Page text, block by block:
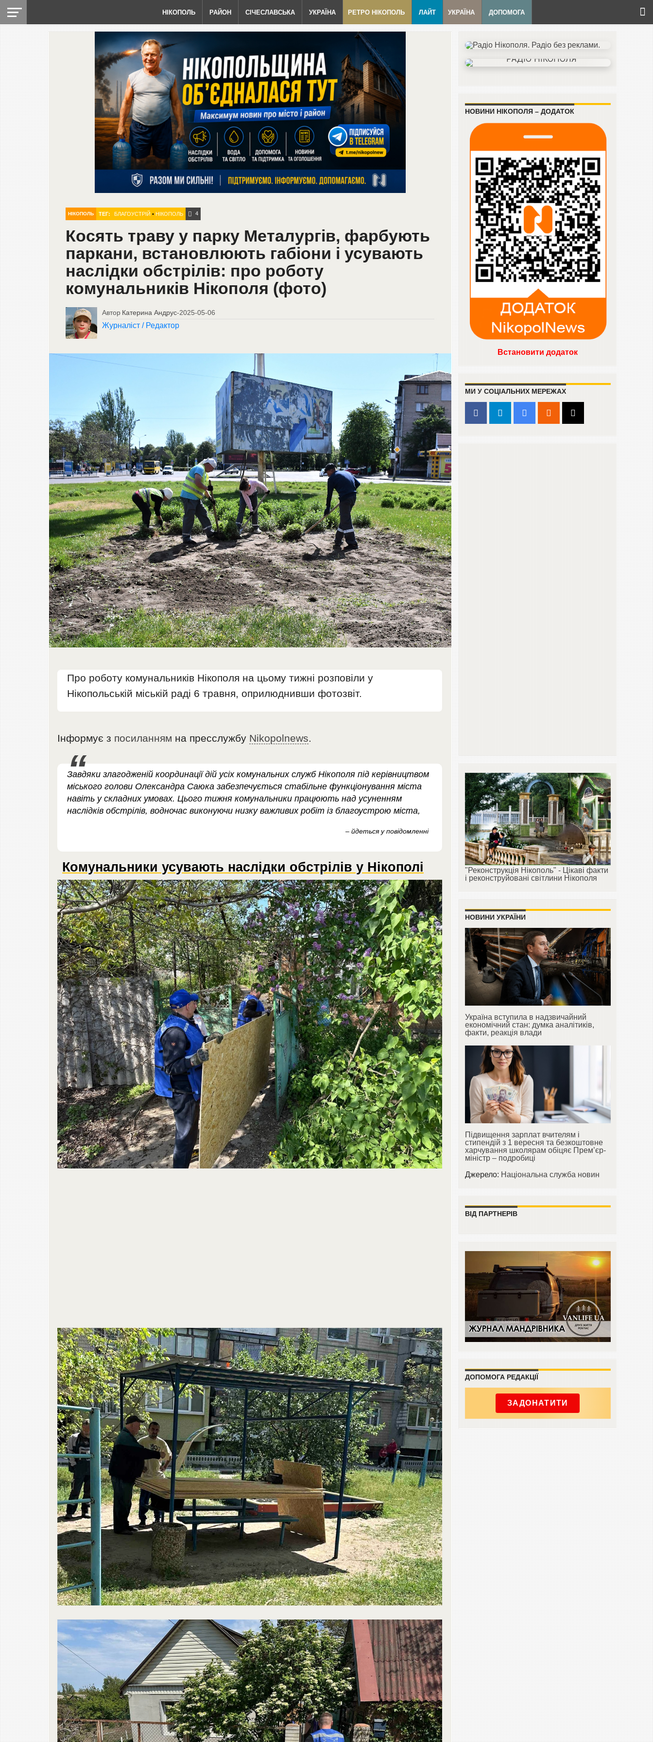
НІКОПОЛЬ РАЙОН СІЧЕСЛАВСЬКА УКРАЇНА РЕТРО НІКОПОЛЬ ЛАЙТ УКРАЇНА ДОПОМОГА
НІКОПОЛЬ ТЕГ: БЛАГОУСТРІЙ • НІКОПОЛЬ 4
Косять траву у парку Металургів, фарбують
паркани, встановлюють габіони і усувають
наслідки обстрілів: про роботу
комунальників Нікополя (фото)
Автор Катерина Андрус-2025-05-06
Журналіст / Редактор
Про роботу комунальників Нікополя на цьому тижні розповіли у
Нікопольській міській раді 6 травня, оприлюднивши фотозвіт.
Інформує з посиланням на пресслужбу Nikopolnews.
Завдяки злагодженій координації дій усіх комунальних служб Нікополя під керівництвом
міського голови Олександра Саюка забезпечується стабільне функціонування міста
навіть у складних умовах. Цього тижня комунальники працюють над усуненням
наслідків обстрілів, водночас виконуючи низку важливих робіт із благоустрою міста,
– йдеться у повідомленні
Комунальники усувають наслідки обстрілів у Нікополі
НОВИНИ НІКОПОЛЯ – ДОДАТОК
Встановити додаток
МИ У СОЦІАЛЬНИХ МЕРЕЖАХ
"Реконструкція Нікополь" - Цікаві факти
і реконструйовані світлини Нікополя
НОВИНИ УКРАЇНИ
Україна вступила в надзвичайний
економічний стан: думка аналітиків,
факти, реакція влади
Підвищення зарплат вчителям і
стипендій з 1 вересня та безкоштовне
харчування школярам обіцяє Прем’єр-
міністр – подробиці
Джерело:Національна служба новин
ВІД ПАРТНЕРІВ
ДОПОМОГА РЕДАКЦІЇ
ЗАДОНАТИТИ